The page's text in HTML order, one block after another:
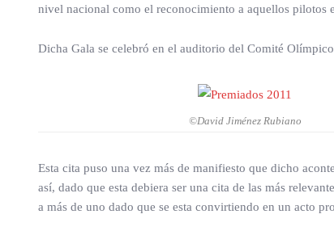
nivel nacional como el reconocimiento a aquellos pilotos
Dicha Gala se celebró en el auditorio del Comité
©David Jiménez Rubiano
Esta cita puso una vez más de manifiesto que dicho
así, dado que esta debiera ser una cita de las más
a más de uno dado que se esta convirtiendo en un acto